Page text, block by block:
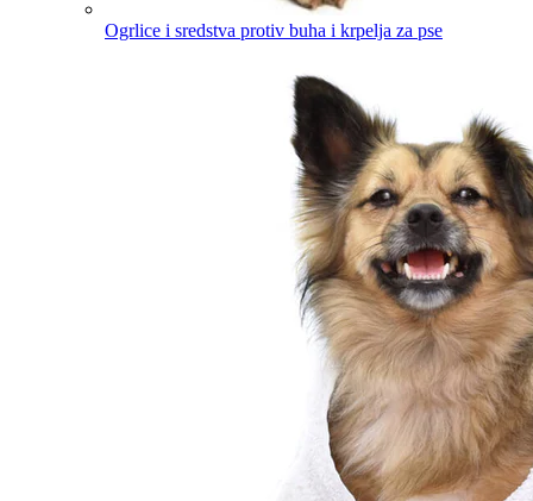
Ogrlice i sredstva protiv buha i krpelja za pse